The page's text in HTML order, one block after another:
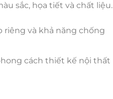
sắc, họa tiết và chất liệu.
và khả năng chống
cách thiết kế nội thất